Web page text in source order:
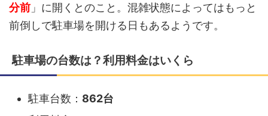
分前 」に開くとのこと。混雑状態によってはもっと
前倒しで駐車場を開ける日もあるようです。
駐車場の台数は？利用料金はいくら
駐車台数： 862台